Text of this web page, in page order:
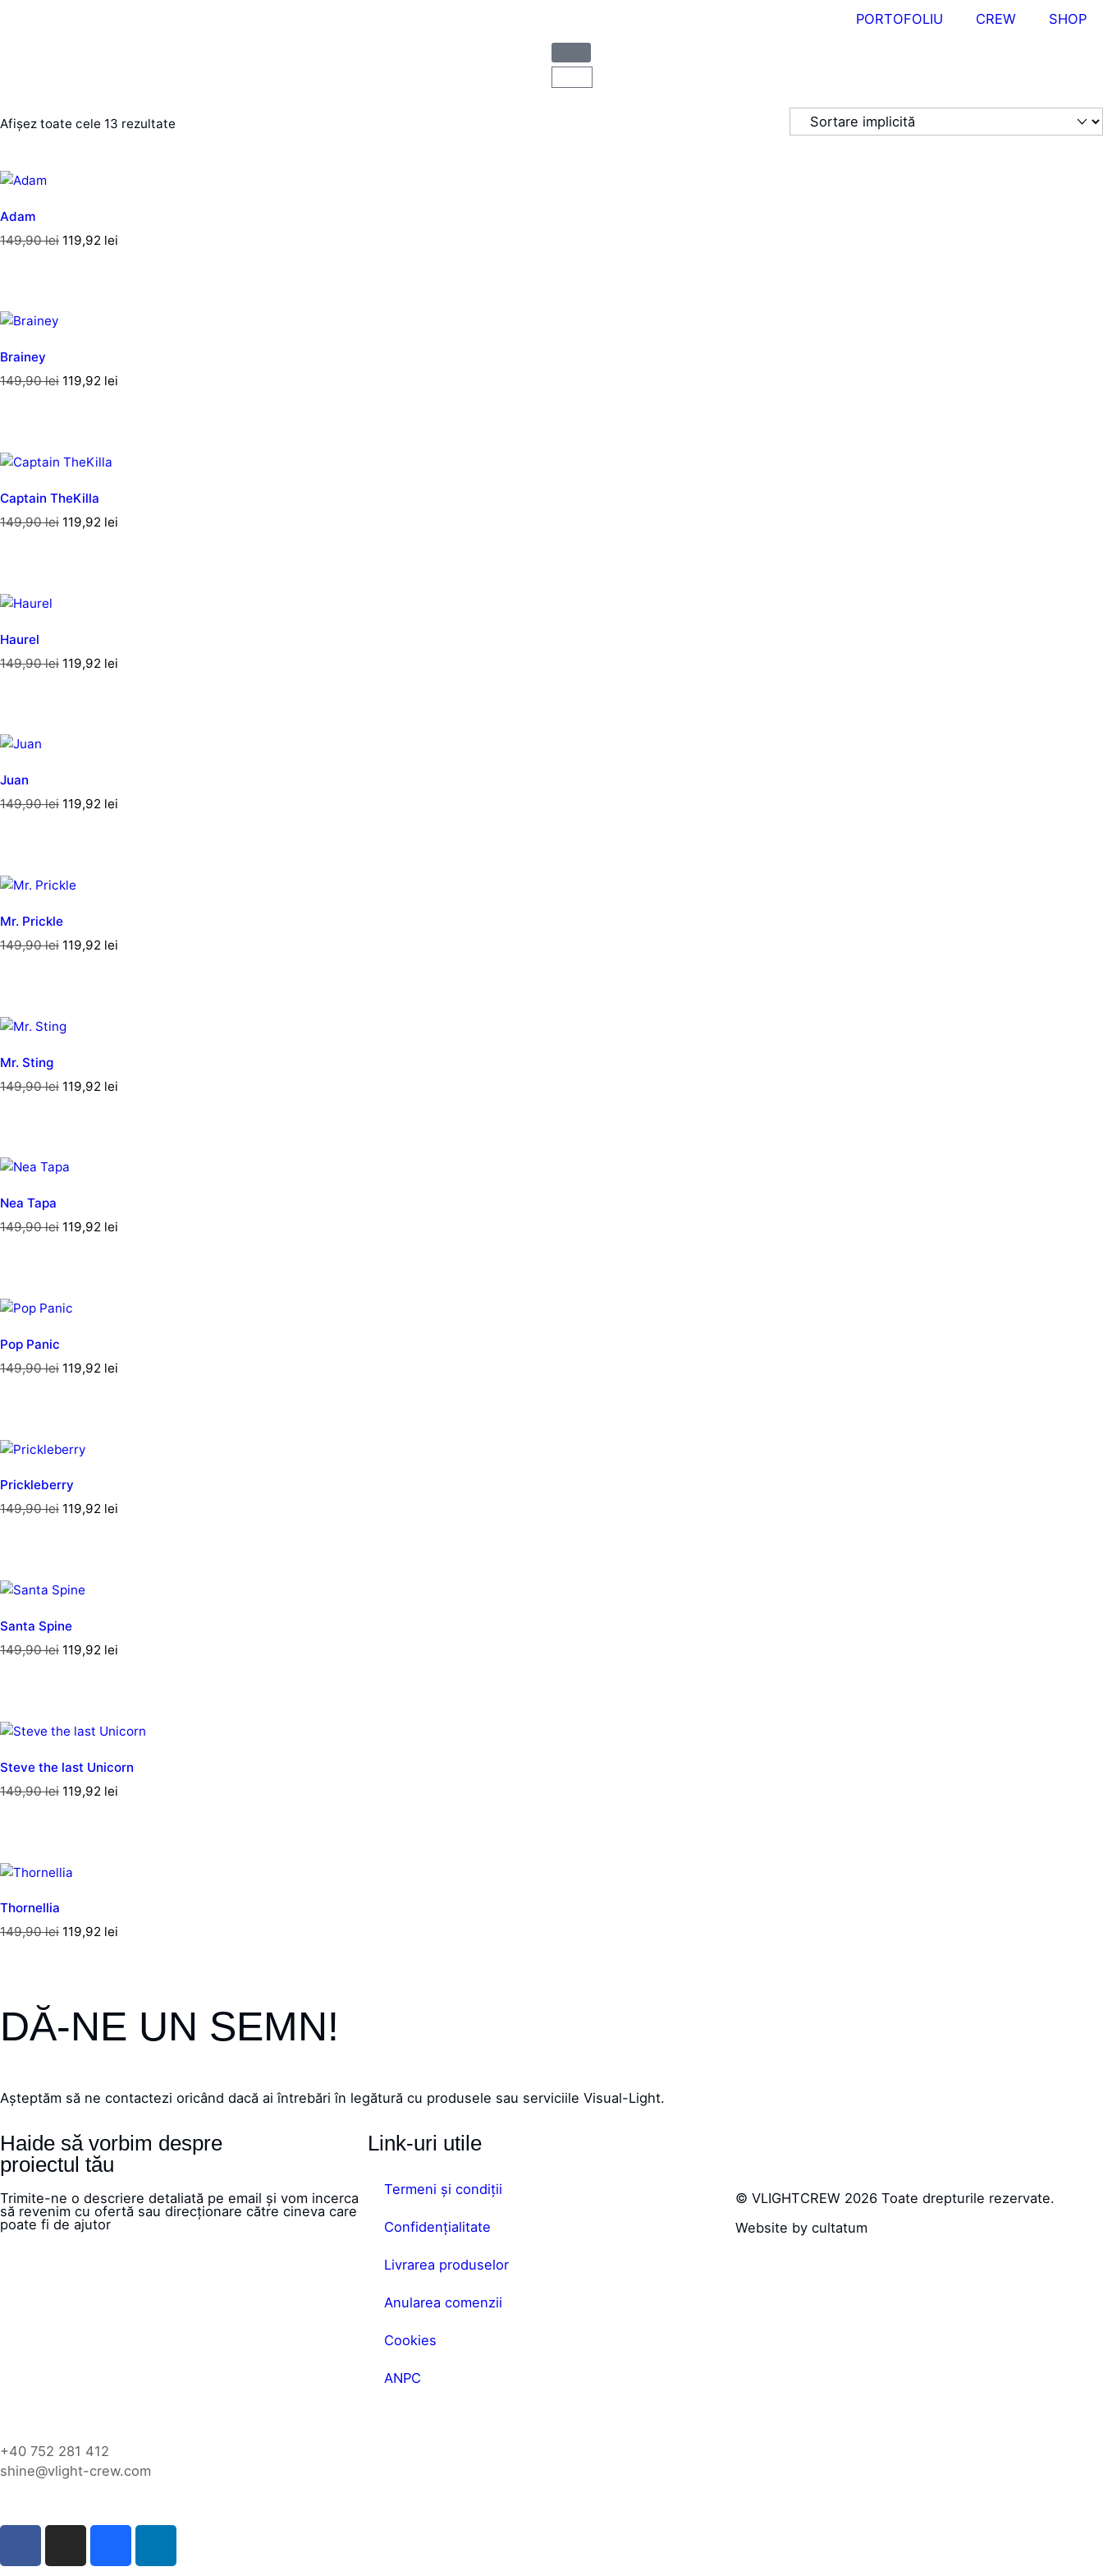
PORTOFOLIU CREW SHOP
Afișez toate cele 13 rezultate
Adam
149,90lei 119,92 lei
Brainey
149,90lei 119,92 lei
Captain TheKilla
149,90lei 119,92 lei
Haurel
149,90lei 119,92 lei
Juan
149,90lei 119,92 lei
Mr. Prickle
149,90lei 119,92 lei
Mr. Sting
149,90lei 119,92 lei
Nea Tapa
149,90lei 119,92 lei
Pop Panic
149,90lei 119,92 lei
Prickleberry
149,90lei 119,92 lei
Santa Spine
149,90lei 119,92 lei
Steve the last Unicorn
149,90lei 119,92 lei
Thornellia
149,90lei 119,92 lei
DĂ-NE UN SEMN!
Așteptăm să ne contactezi oricând dacă ai întrebări în legătură cu produsele sau serviciile Visual-Light.
Haide să vorbim despre
proiectul tău
Trimite-ne o descriere detaliată pe email și vom incerca
să revenim cu ofertă sau direcționare către cineva care
poate fi de ajutor
Link-uri utile
Termeni și condiții
Confidențialitate
Livrarea produselor
Anularea comenzii
Cookies
ANPC
© VLIGHTCREW 2026 Toate drepturile rezervate.
Website by cultatum
+40 752 281 412
shine@vlight-crew.com